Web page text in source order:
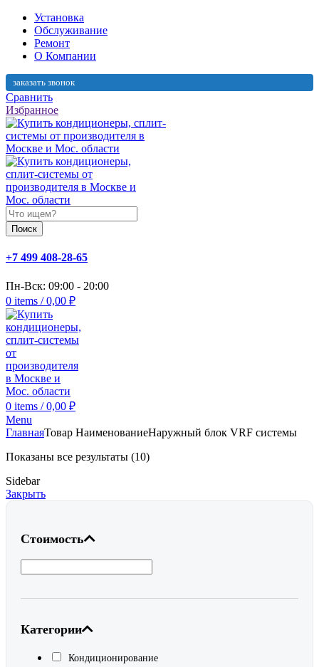
Установка
Обслуживание
Ремонт
О Компании
заказать звонок
Сравнить
Избранное
Поиск
+7 499 408-28-65
Пн-Вск: 09:00 - 20:00
0 items / 0,00 ₽
0 items / 0,00 ₽
Menu
ГлавнаяТовар НаименованиеНаружный блок VRF системы
Показаны все результаты (10)
Sidebar
Закрыть
Стоимость
Категории
Кондиционирование